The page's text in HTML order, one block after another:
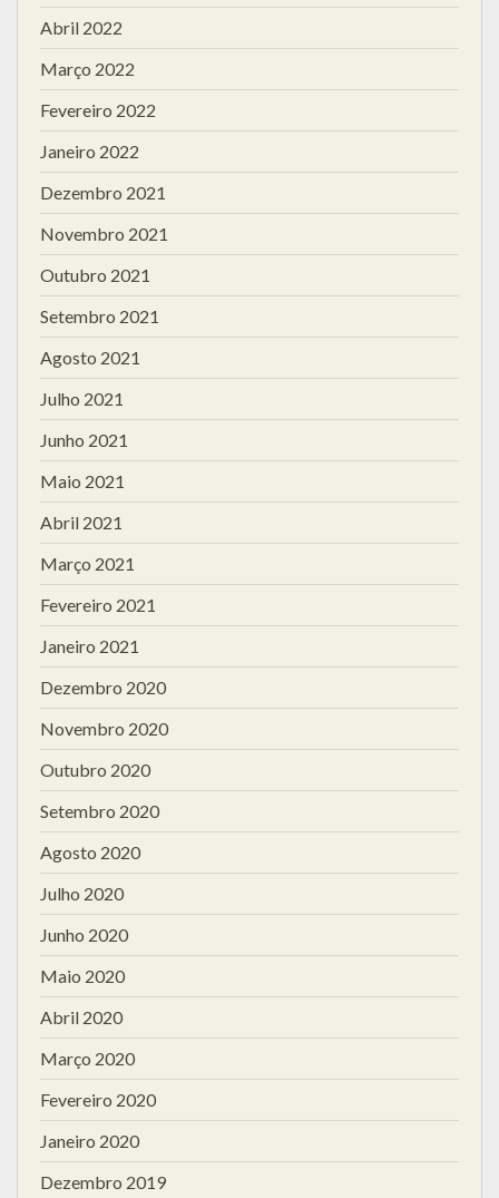
Abril 2022
Março 2022
Fevereiro 2022
Janeiro 2022
Dezembro 2021
Novembro 2021
Outubro 2021
Setembro 2021
Agosto 2021
Julho 2021
Junho 2021
Maio 2021
Abril 2021
Março 2021
Fevereiro 2021
Janeiro 2021
Dezembro 2020
Novembro 2020
Outubro 2020
Setembro 2020
Agosto 2020
Julho 2020
Junho 2020
Maio 2020
Abril 2020
Março 2020
Fevereiro 2020
Janeiro 2020
Dezembro 2019